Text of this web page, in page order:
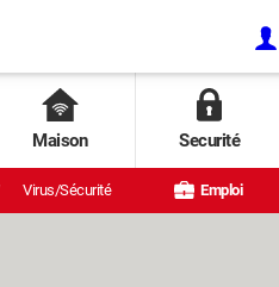
Maison Securité
Virus/Sécurité Emploi